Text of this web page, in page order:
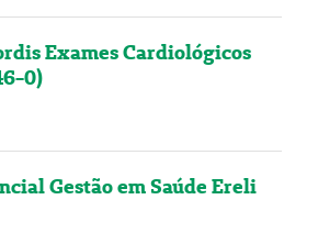
Exames Cardiológicos
0)
Gestão em Saúde Ereli